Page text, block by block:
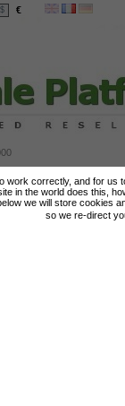
work correctly, and for us
in the world does this,
we will store cookies
so we re-direct
$ €